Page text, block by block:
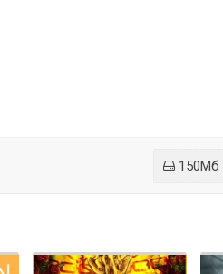
150Мб